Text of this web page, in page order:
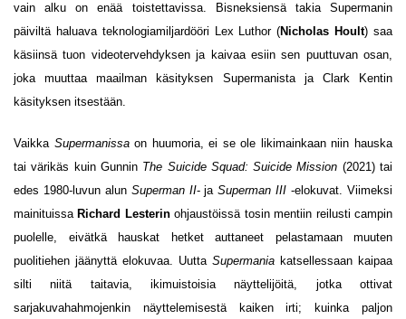
vain alku on enää toistettavissa. Bisneksiensä takia Supermanin
päiviltä haluava teknologiamiljardööri Lex Luthor (Nicholas Hoult) saa
käsiinsä tuon videotervehdyksen ja kaivaa esiin sen puuttuvan osan,
joka muuttaa maailman käsityksen Supermanista ja Clark Kentin
käsityksen itsestään.
Vaikka Supermanissaon huumoria, ei se ole likimainkaan niin hauska
tai värikäs kuin Gunnin The Suicide Squad: Suicide Mission (2021) tai
edes 1980-luvun alun Superman II- jaSuperman III -elokuvat. Viimeksi
mainituissa Richard Lesterinohjaustöissä tosin mentiin reilusti campin
puolelle, eivätkä hauskat hetket auttaneet pelastamaan muuten
puolitiehen jäänyttä elokuvaa. Uutta Supermania katsellessaan kaipaa
silti niitä taitavia, ikimuistoisia näyttelijöitä, jotka ottivat
sarjakuvahahmojenkin näyttelemisestä kaiken irti; kuinka paljon